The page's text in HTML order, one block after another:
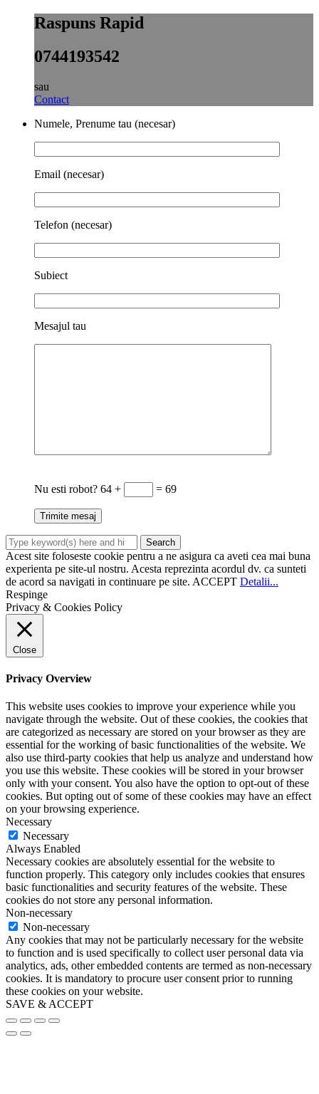
Raspuns Rapid
0744193542
sau
Contact
Numele, Prenume tau (necesar)
Email (necesar)
Telefon (necesar)
Subiect
Mesajul tau
Nu esti robot? 64 + = 69
Acest site foloseste cookie pentru a ne asigura ca aveti cea mai buna
experienta pe site-ul nostru. Acesta reprezinta acordul dv. ca sunteti
de acord sa navigati in continuare pe site. ACCEPT Detalii...
Respinge
Privacy & Cookies Policy
Close
Privacy Overview
This website uses cookies to improve your experience while you
navigate through the website. Out of these cookies, the cookies that
are categorized as necessary are stored on your browser as they are
essential for the working of basic functionalities of the website. We
also use third-party cookies that help us analyze and understand how
you use this website. These cookies will be stored in your browser
only with your consent. You also have the option to opt-out of these
cookies. But opting out of some of these cookies may have an effect
on your browsing experience.
Necessary
Necessary
Always Enabled
Necessary cookies are absolutely essential for the website to
function properly. This category only includes cookies that ensures
basic functionalities and security features of the website. These
cookies do not store any personal information.
Non-necessary
Non-necessary
Any cookies that may not be particularly necessary for the website
to function and is used specifically to collect user personal data via
analytics, ads, other embedded contents are termed as non-necessary
cookies. It is mandatory to procure user consent prior to running
these cookies on your website.
SAVE & ACCEPT